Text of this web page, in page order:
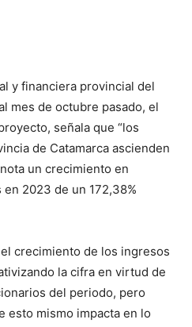
y financiera provincial del
mes de octubre pasado, el
señala que “los
de Catamarca ascienden
un crecimiento en
2023 de un 172,38%
crecimiento de los ingresos
la cifra en virtud de
del periodo, pero
esto mismo impacta en lo